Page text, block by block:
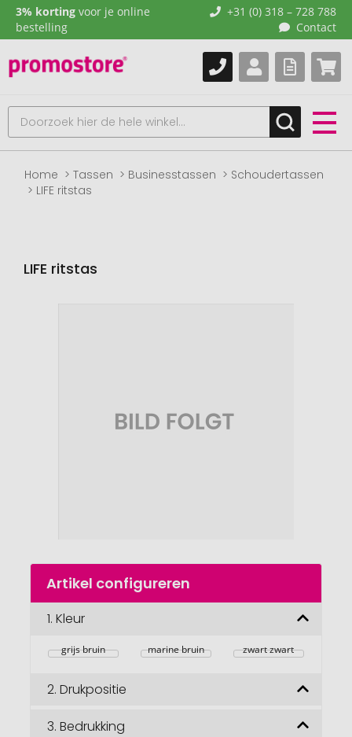
3% korting voor je online
bestelling
+31 (0) 318 – 728 788
Contact
Home Tassen Businesstassen
Schoudertassen
LIFE ritstas
LIFE ritstas
Naar
begin
afbeeldingengalerij
Artikel configureren
1. Kleur
grijs bruin marine bruin zwart zwart
2. Drukpositie
3. Bedrukking